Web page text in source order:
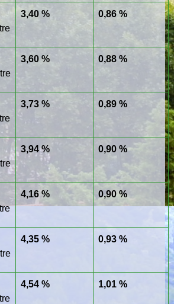
3,40 % 0,86 %
3,60 % 0,88 %
3,73 % 0,89 %
3,94 % 0,90 %
4,16 % 0,90 %
4,35 % 0,93 %
4,54 % 1,01 %